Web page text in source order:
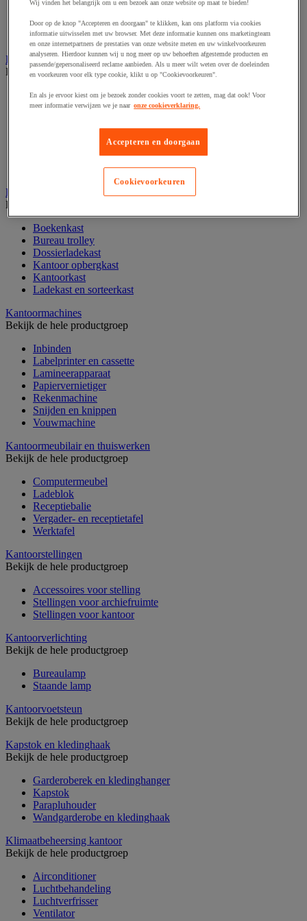
Schriften, notitieblokken en memoblaadjes
Schrijfwaren
Kantoordecoratie
Bekijk de hele productgroep
Feestartikel
Klok
Lijst- en ophangsysteem
Kantoorkast en opbergruimte
Bekijk de hele productgroep
Boekenkast
Bureau trolley
Dossierladekast
Kantoor opbergkast
Kantoorkast
Ladekast en sorteerkast
Kantoormachines
Bekijk de hele productgroep
Inbinden
Labelprinter en cassette
Lamineerapparaat
Papiervernietiger
Rekenmachine
Snijden en knippen
Vouwmachine
Kantoormeubilair en thuiswerken
Bekijk de hele productgroep
Computermeubel
Ladeblok
Receptiebalie
Vergader- en receptietafel
Werktafel
Kantoorstellingen
Bekijk de hele productgroep
Accessoires voor stelling
Stellingen voor archiefruimte
Stellingen voor kantoor
Kantoorverlichting
Bekijk de hele productgroep
Bureaulamp
Staande lamp
Kantoorvoetsteun
Bekijk de hele productgroep
Kapstok en kledinghaak
Bekijk de hele productgroep
Garderoberek en kledinghanger
Kapstok
Parapluhouder
Wandgarderobe en kledinghaak
Klimaatbeheersing kantoor
Bekijk de hele productgroep
Airconditioner
Luchtbehandeling
Luchtverfrisser
Ventilator
Wij vinden het belangrijk om u een bezoek aan onze website op maat te bieden!
Door op de knop "Accepteren en doorgaan" te klikken, kan ons platform via cookies
informatie uitwisselen met uw browser. Met deze informatie kunnen ons marketingteam
en onze internetpartners de prestaties van onze website meten en uw winkelvoorkeuren
analyseren. Hierdoor kunnen wij u nog meer op uw behoeften afgestemde producten en
passende/gepersonaliseerd reclame aanbieden. Als u meer wilt weten over de doeleinden
en voorkeuren voor elk type cookie, klikt u op "Cookievoorkeuren".
En als je ervoor kiest om je bezoek zonder cookies voort te zetten, mag dat ook! Voor
meer informatie verwijzen we je naar onze cookieverklaring.
Accepteren en doorgaan
Cookievoorkeuren